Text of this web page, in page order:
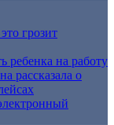
грозит
ребенка на работу
рассказала о